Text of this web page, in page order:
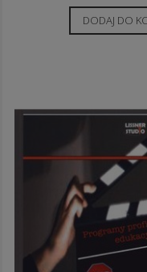
DODAJ DO